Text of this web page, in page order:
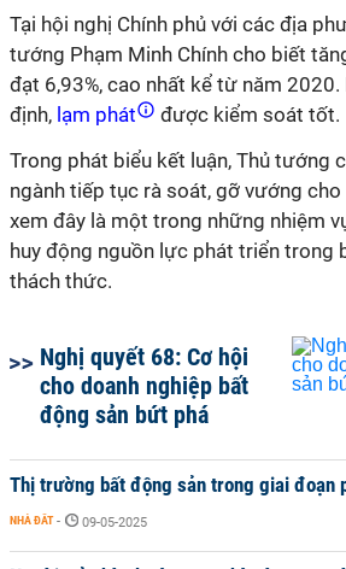
Tại hội nghị Chính phủ với các địa
tướng Phạm Minh Chính cho biết
đạt 6,93%, cao nhất kể từ năm
định, lạm phát
được kiểm soát tốt.
Trong phát biểu kết luận, Thủ tướng
ngành tiếp tục rà soát, gỡ vướng
xem đây là một trong những nhiệm
huy động nguồn lực phát triển trong
thách thức.
Nghị quyết 68: Cơ hội
cho doanh nghiệp bất
động sản bứt phá
Thị trường bất động sản trong giai đoạn
NHÀ ĐẤT - 09-05-2025